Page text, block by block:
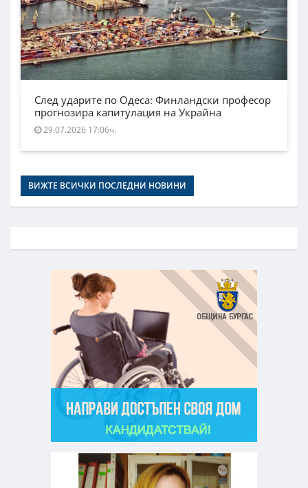
След ударите по Одеса: Финландски професор
прогнозира капитулация на Украйна
29.07.2026 17:06ч.
ВИЖТЕ ВСИЧКИ ПОСЛЕДНИ НОВИНИ